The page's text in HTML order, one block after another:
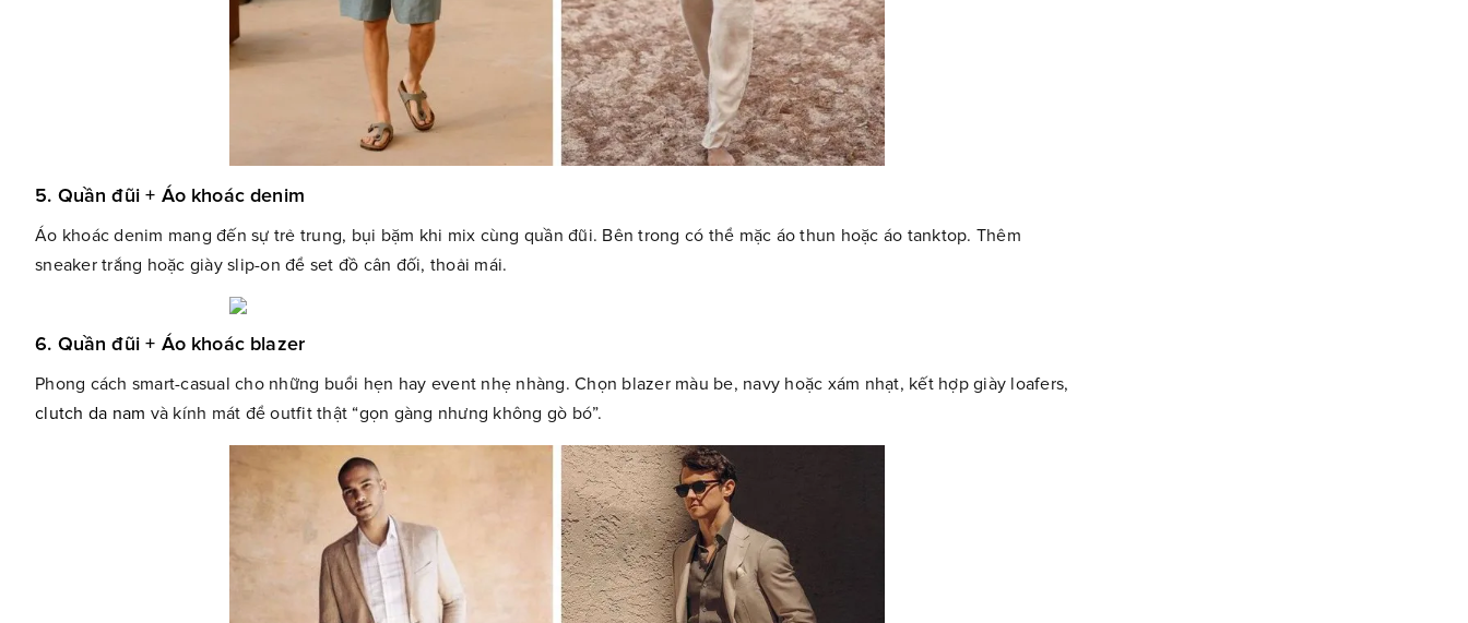
5. Quần đũi + Áo khoác denim
Áo khoác denim mang đến sự trẻ trung, bụi bặm khi mix cùng quần đũi. Bên trong có thể mặc áo thun hoặc áo tanktop. Thêm
sneaker trắng hoặc giày slip-on để set đồ cân đối, thoải mái.
6. Quần đũi + Áo khoác blazer
Phong cách smart-casual cho những buổi hẹn hay event nhẹ nhàng. Chọn blazer màu be, navy hoặc xám nhạt, kết hợp giày loafers,
clutch da nam và kính mát để outfit thật “gọn gàng nhưng không gò bó”.